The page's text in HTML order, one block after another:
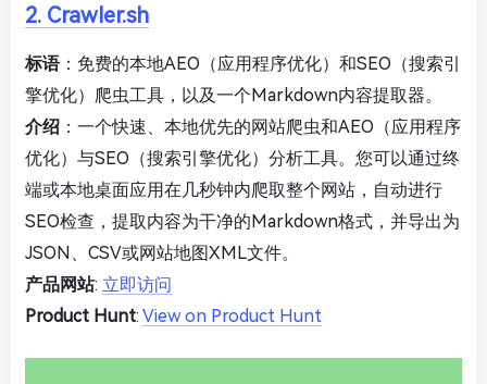
2. Crawler.sh
标语：免费的本地AEO（应用程序优化）和SEO（搜索引
擎优化）爬虫工具，以及一个Markdown内容提取器。
介绍 ：一个快速、本地优先的网站爬虫和AEO（应用程序
优化）与SEO（搜索引擎优化）分析工具。您可以通过终
端或本地桌面应用在几秒钟内爬取整个网站，自动进行
SEO检查，提取内容为干净的Markdown格式，并导出为
JSON、CSV或网站地图XML文件。
产品网站: 立即访问
Product Hunt: View on Product Hunt